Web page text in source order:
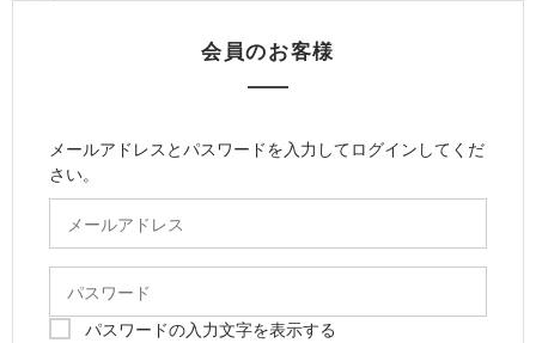
会員のお客様
メールアドレスとパスワードを入力してログインしてくだ
さい。
パスワードの入力文字を表示する